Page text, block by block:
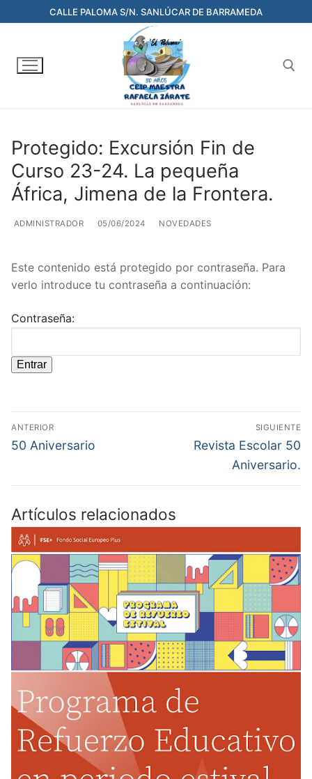
al
CALLE PALOMA S/N. SANLÚCAR DE BARRAMEDA
Protegido: Excursión Fin de
Curso 23-24. La pequeña
África, Jimena de la Frontera.
ADMINISTRADOR 05/06/2024 NOVEDADES
Este contenido está protegido por contraseña. Para
verlo introduce tu contraseña a continuación:
Contraseña:
Navegación
de
ANTERIOR
Entrada
50 Aniversario
SIGUIENTE
Entrada
siguiente:
Revista Escolar 50
Aniversario.
Artículos relacionados